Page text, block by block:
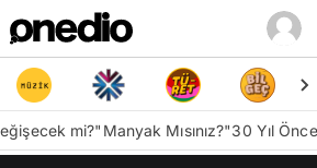
mi?"Manyak Mısınız?"30 Yıl